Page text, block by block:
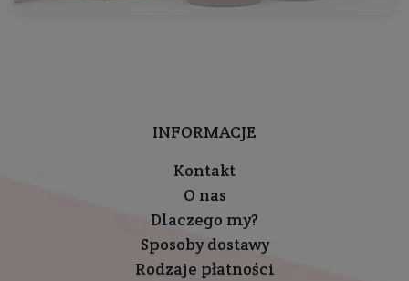
INFORMACJE
Kontakt
O nas
Dlaczego my?
Sposoby dostawy
Rodzaje płatności